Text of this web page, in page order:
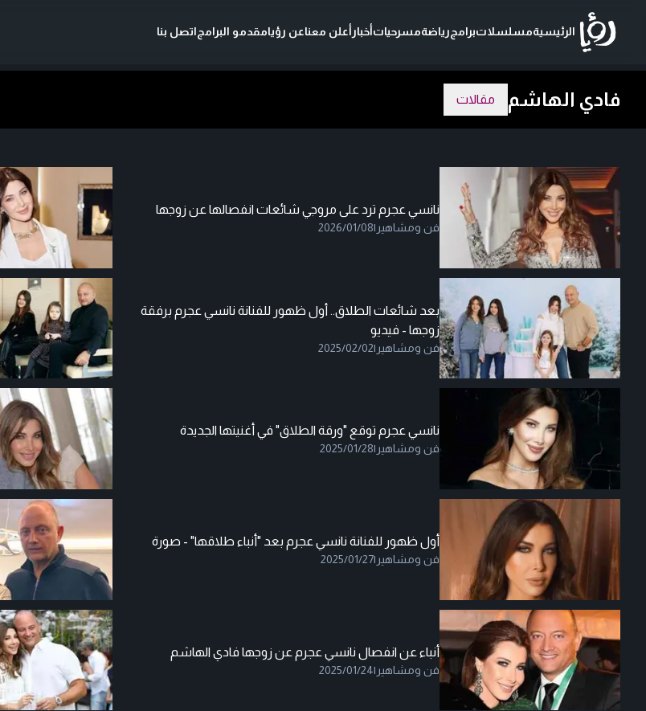
الرئيسيةمسلسلاتبرامجرياضةمسرحياتأخبارأعلن معناعن رؤيامقدمو البرامجاتصل بنا
فادي الهاشم مقالات
نانسي عجرم ترد على مروجي شائعات انفصالها عن زوجها
فن ومشاهير |
2026/01/08
بعد شائعات الطلاق.. أول ظهور للفنانة نانسي عجرم برفقة
زوجها - فيديو
فن ومشاهير |
2025/02/02
نانسي عجرم توقع "ورقة الطلاق" في أغنيتها الجديدة
فن ومشاهير |
2025/01/28
أول ظهور للفنانة نانسي عجرم بعد "أنباء طلاقها" - صورة
فن ومشاهير |
2025/01/27
أنباء عن انفصال نانسي عجرم عن زوجها فادي الهاشم
فن ومشاهير |
2025/01/24